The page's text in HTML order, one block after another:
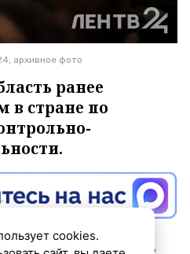
архивное фото
ранее
в стране по
заявил, что теперь
cookies.